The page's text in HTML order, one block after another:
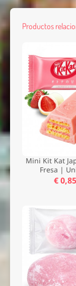
Productos
Mini Kit Kat
Fresa |
€ 0,85